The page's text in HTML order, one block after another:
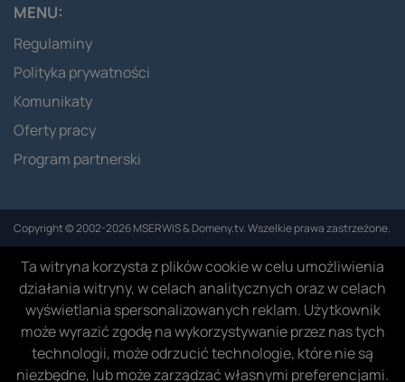
MENU:
Regulaminy
Polityka prywatności
Komunikaty
Oferty pracy
Program partnerski
Copyright © 2002-2026 MSERWIS & Domeny.tv. Wszelkie prawa zastrzeżone.
Ta witryna korzysta z plików cookie w celu umożliwienia
działania witryny, w celach analitycznych oraz w celach
wyświetlania spersonalizowanych reklam. Użytkownik
może wyrazić zgodę na wykorzystywanie przez nas tych
technologii, może odrzucić technologie, które nie są
niezbędne, lub może zarządzać własnymi preferencjami.